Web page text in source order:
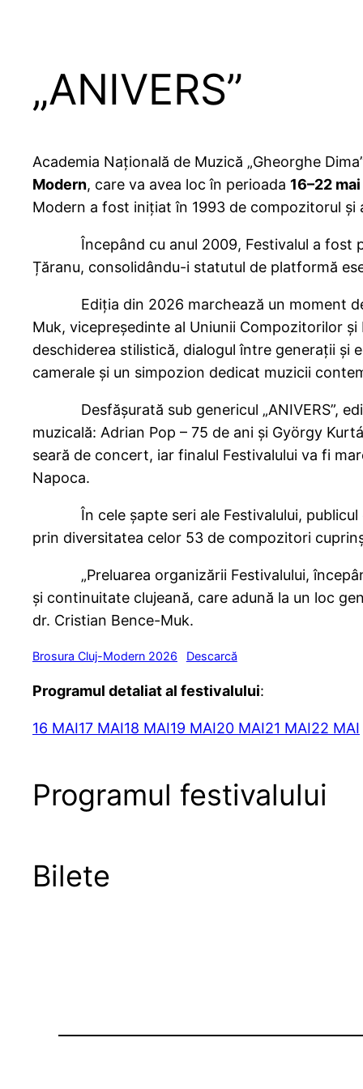
„ANIVERS”
Academia Națională de Muzică „Gheorghe
Modern, care va avea loc în perioada 16–22
Modern a fost inițiat în 1993 de compozitorul și
Începând cu anul 2009, Festivalul a fost
Țăranu, consolidându-i statutul de
Ediția din 2026 marchează un moment de
Muk, vicepreședinte al Uniunii Compozitorilor
deschiderea stilistică, dialogul între generații
camerale și un simpozion dedicat muzicii
Desfășurată sub genericul „ANIVERS”,
muzicală: Adrian Pop – 75 de ani și György
seară de concert, iar finalul Festivalului va fi
Napoca.
În cele șapte seri ale Festivalului, publicul
prin diversitatea celor 53 de compozitori
„Preluarea organizării Festivalului,
și continuitate clujeană, care adună la un loc
dr. Cristian Bence-Muk.
Brosura Cluj-Modern 2026 Descarcă
Programul detaliat al festivalului:
16 MAI17 MAI18 MAI19 MAI20 MAI21 MAI22 MAI
Programul festivalului
Bilete